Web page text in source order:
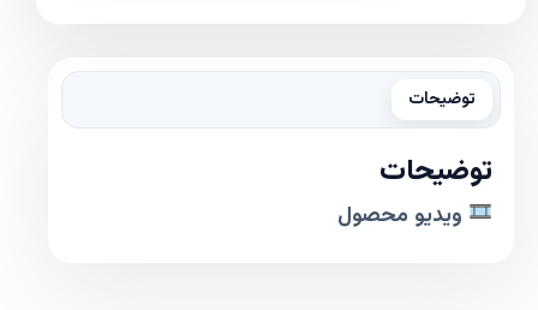
توضیحات
توضیحات
ویدیو محصول